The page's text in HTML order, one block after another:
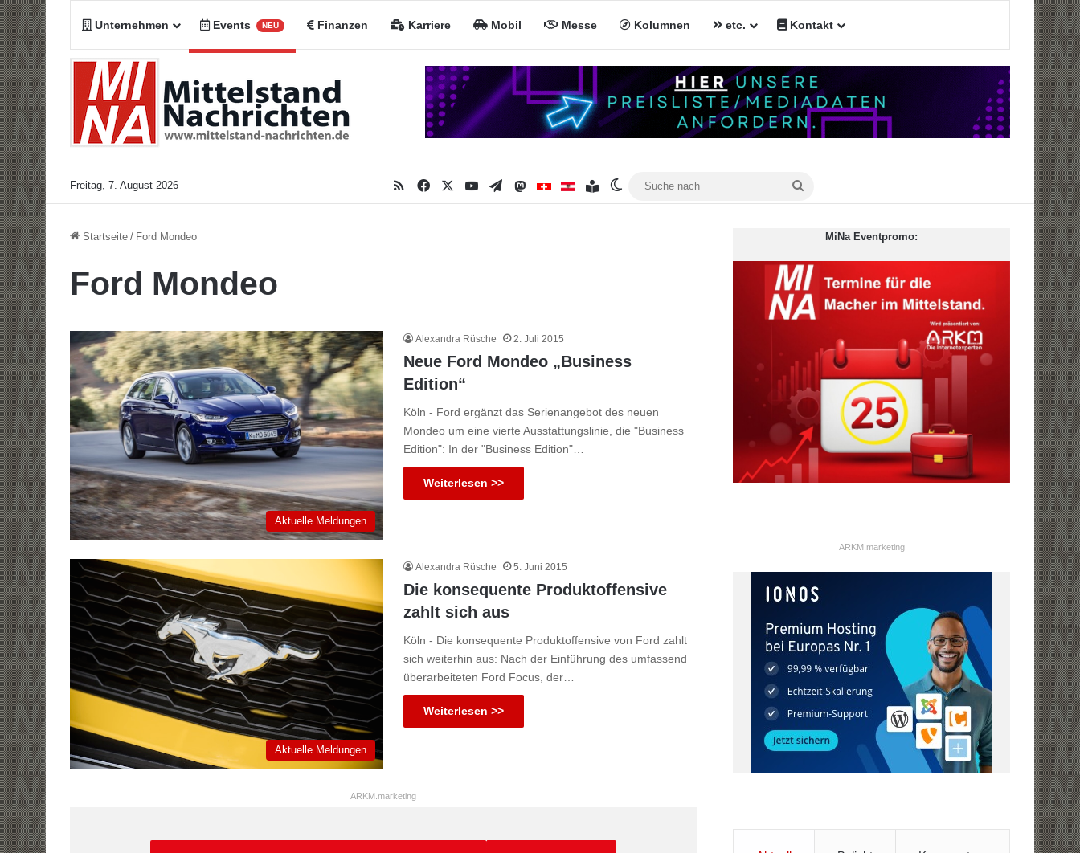
Unternehmen Events NEU Finanzen Karriere Mobil Messe Kolumnen etc. Kontakt
Freitag, 7. August 2026 RSSFacebookYouTubeTelegramMastodonMiNa CHMiNa AT
Inhaltsverzeichnis
Skin umschalten
Startseite / Ford Mondeo
Ford Mondeo
Aktuelle Meldungen
Alexandra Rüsche 2. Juli 2015
Neue Ford Mondeo „Business
Edition“
Köln - Ford ergänzt das Serienangebot des neuen
Mondeo um eine vierte Ausstattungslinie, die "Business
Edition": In der "Business Edition"…
Weiterlesen >>
Aktuelle Meldungen
Alexandra Rüsche 5. Juni 2015
Die konsequente Produktoffensive
zahlt sich aus
Köln - Die konsequente Produktoffensive von Ford zahlt
sich weiterhin aus: Nach der Einführung des umfassend
überarbeiteten Ford Focus, der…
Weiterlesen >>
ARKM.marketing
MiNa Eventpromo:
ARKM.marketing